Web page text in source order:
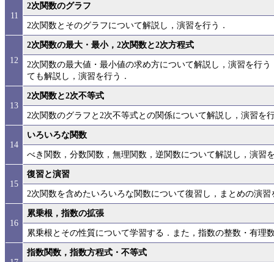
11
2次関数のグラフ
2次関数とそのグラフについて解説し，演習を行う．
12
2次関数の最大・最小，2次関数と2次方程式
2次関数の最大値・最小値の求め方について解説し，演習を行
ても解説し，演習を行う．
13
2次関数と2次不等式
2次関数のグラフと2次不等式との関係について解説し，演習を
14
いろいろな関数
べき関数，分数関数，無理関数，逆関数について解説し，演習
15
復習と演習
2次関数を含めたいろいろな関数について復習し，まとめの演習
16
累乗根，指数の拡張
累乗根とその性質について学習する．また，指数の整数・有理
指数関数，指数方程式・不等式